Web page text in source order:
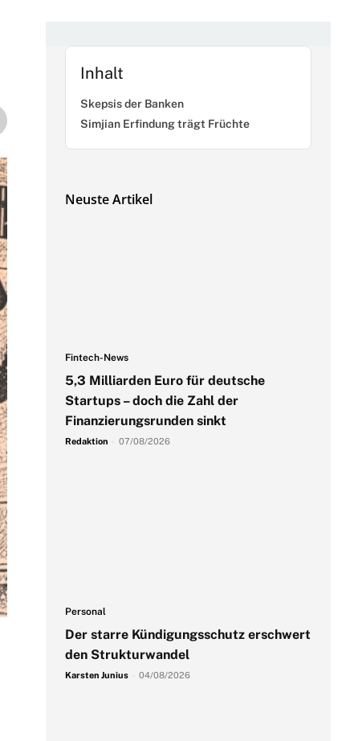
Inhalt
Skepsis der Banken
Simjian Erfindung trägt Früchte
Neuste Artikel
Fintech-News
5,3 Milliarden Euro für deutsche
Startups – doch die Zahl der
Finanzierungsrunden sinkt
Redaktion 07/08/2026
Personal
Der starre Kündigungsschutz erschwert
den Strukturwandel
Karsten Junius 04/08/2026